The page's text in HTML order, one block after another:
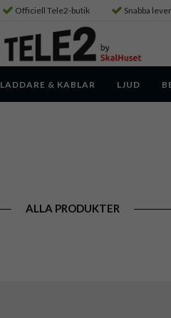
Officiell Tele2-butik Snabba
LADDARE & KABLAR LJUD
ALLA PRODUKTER